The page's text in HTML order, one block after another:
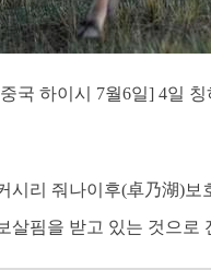
국 하이시 7월6일] 4일
시리 줘나이후(卓乃湖)보
살핌을 받고 있는 것으로